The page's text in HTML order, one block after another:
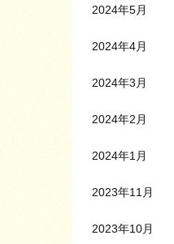
2024年5月
2024年4月
2024年3月
2024年2月
2024年1月
2023年11月
2023年10月